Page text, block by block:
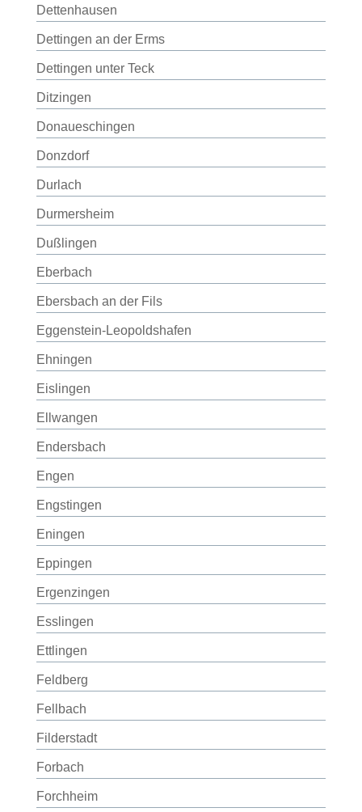
Dettenhausen
Dettingen an der Erms
Dettingen unter Teck
Ditzingen
Donaueschingen
Donzdorf
Durlach
Durmersheim
Dußlingen
Eberbach
Ebersbach an der Fils
Eggenstein-Leopoldshafen
Ehningen
Eislingen
Ellwangen
Endersbach
Engen
Engstingen
Eningen
Eppingen
Ergenzingen
Esslingen
Ettlingen
Feldberg
Fellbach
Filderstadt
Forbach
Forchheim